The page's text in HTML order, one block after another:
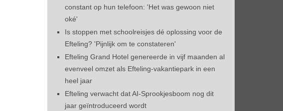
constant op hun telefoon: 'Het was gewoon niet
oké'
Is stoppen met schoolreisjes dé oplossing voor de
Efteling? 'Pijnlijk om te constateren'
Efteling Grand Hotel genereerde in vijf maanden al
evenveel omzet als Efteling-vakantiepark in een
heel jaar
Efteling verwacht dat AI-Sprookjesboom nog dit
jaar geïntroduceerd wordt